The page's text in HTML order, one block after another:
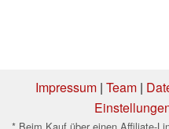
Impressum| Team|